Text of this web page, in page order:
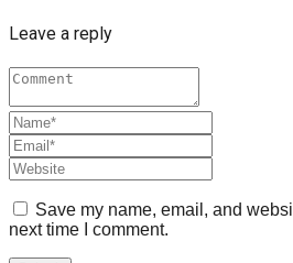
Leave a reply
Save my name, email, and
next time I comment.